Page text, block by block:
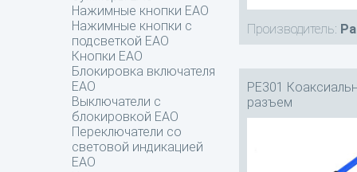
Нажимные кнопки EAO
Нажимные кнопки c
подсветкой EAO
Кнопки EAO
Блокировка включателя
EAO
Выключатели с
блокировкой EAO
Переключатели со
световой индикацией
EAO
Производитель:
PE301
разъем